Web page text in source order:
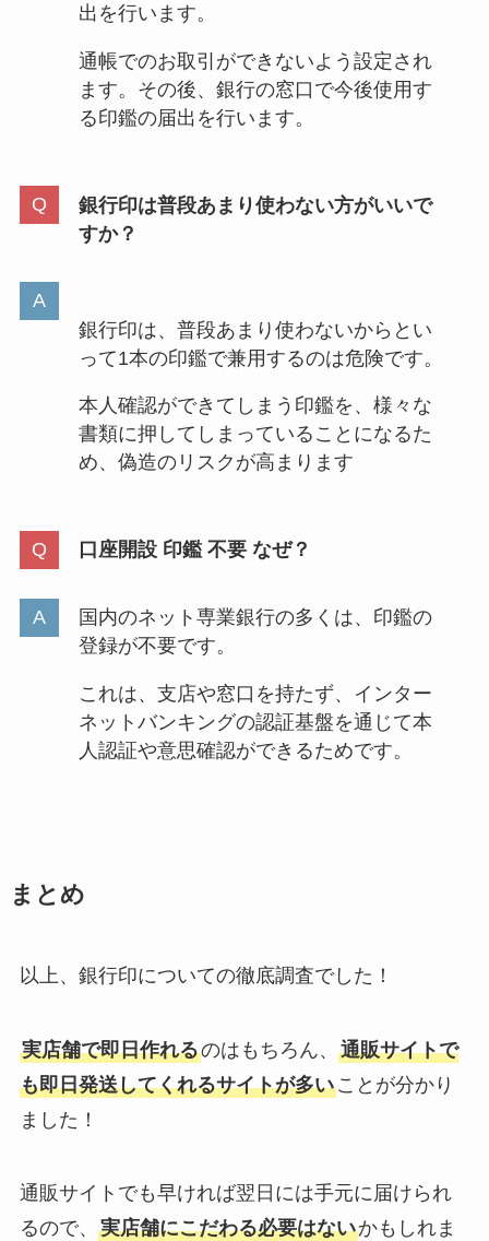
出を行います。
通帳でのお取引ができないよう設定され
ます。その後、銀行の窓口で今後使用す
る印鑑の届出を行います。
銀行印は普段あまり使わない方がいいで
すか？
銀行印は、普段あまり使わないからとい
って1本の印鑑で兼用するのは危険です。
本人確認ができてしまう印鑑を、様々な
書類に押してしまっていることになるた
め、偽造のリスクが高まります
口座開設 印鑑 不要 なぜ？
国内のネット専業銀行の多くは、印鑑の
登録が不要です。
これは、支店や窓口を持たず、インター
ネットバンキングの認証基盤を通じて本
人認証や意思確認ができるためです。
まとめ
以上、銀行印についての徹底調査でした！
実店舗で即日作れるのはもちろん、 通販サイトで
も即日発送してくれるサイトが多いことが分かり
ました！
通販サイトでも早ければ翌日には手元に届けられ
るので、 実店舗にこだわる必要はないかもしれま